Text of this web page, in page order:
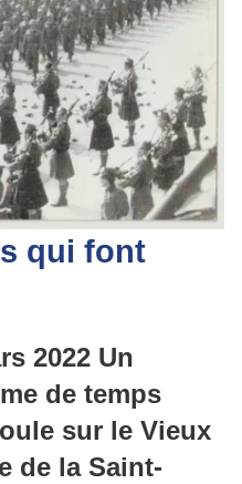
qui font
2022 Un
de temps
sur le Vieux
de la Saint-